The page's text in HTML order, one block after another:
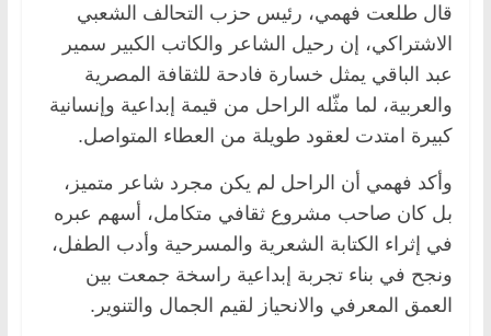
قال طلعت فهمي، رئيس حزب التحالف الشعبي
الاشتراكي، إن رحيل الشاعر والكاتب الكبير سمير
عبد الباقي يمثل خسارة فادحة للثقافة المصرية
والعربية، لما مثّله الراحل من قيمة إبداعية وإنسانية
كبيرة امتدت لعقود طويلة من العطاء المتواصل.
وأكد فهمي أن الراحل لم يكن مجرد شاعر متميز،
بل كان صاحب مشروع ثقافي متكامل، أسهم عبره
في إثراء الكتابة الشعرية والمسرحية وأدب الطفل،
ونجح في بناء تجربة إبداعية راسخة جمعت بين
العمق المعرفي والانحياز لقيم الجمال والتنوير.